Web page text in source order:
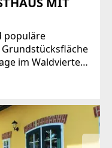
populäre
im Waldviertel